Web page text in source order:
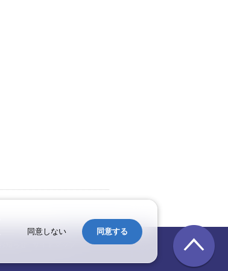
↑ページのトップへ
同意しない 同意する